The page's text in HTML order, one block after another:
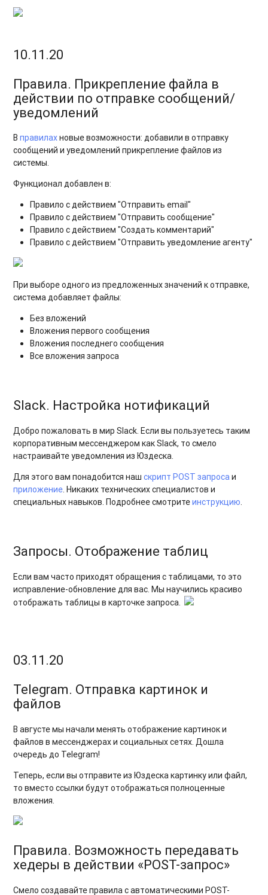
10.11.20
Правила. Прикрепление файла в
действии по отправке сообщений/
уведомлений
Вправилахновые возможности: добавили в отправку
сообщений и уведомлений прикрепление файлов из
системы.
Функционал добавлен в:
Правило с действием "Отправить email"
Правило с действием "Отправить сообщение"
Правило с действием "Создать комментарий"
Правило с действием "Отправить уведомление агенту"
При выборе одного из предложенных значений к отправке,
система добавляет файлы:
Без вложений
Вложения первого сообщения
Вложения последнего сообщения
Все вложения запроса
Slack. Настройка нотификаций
Добро пожаловать в мир Slack. Если вы пользуетесь таким
корпоративным мессенджером как Slack, то смело
настраивайте уведомления из Юздеска.
Для этого вам понадобится нашскрипт POST запросаи
приложение. Никаких технических специалистов и
специальных навыков. Подробнее смотритеинструкцию.
Запросы. Отображение таблиц
Если вам часто приходят обращения с таблицами, то это
исправление-обновление для вас. Мы научились красиво
отображать таблицы в карточке запроса.
03.11.20
Telegram. Отправка картинок и
файлов
В августе мы начали менять отображение картинок и
файлов в мессенджерах и социальных сетях. Дошла
очередь до Telegram!
Теперь, если вы отправите из Юздеска картинку или файл,
то вместо ссылки будут отображаться полноценные
вложения.
Правила. Возможность передавать
хедеры в действии «POST-запрос»
Смело создавайте правила с автоматическими POST-